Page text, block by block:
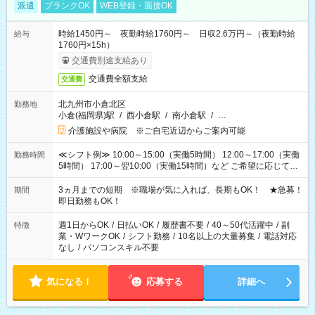
派遣 ブランクOK WEB登録・面接OK
給与
時給1450円～ 夜勤時給1760円～ 日収2.6万円～（夜勤時給
1760円×15h）
交通費別途支給あり
交通費 交通費全額支給
勤務地
北九州市小倉北区
小倉(福岡県)駅 / 西小倉駅 / 南小倉駅 / …
介護施設や病院 ※ご自宅近辺からご案内可能
勤務時間
≪シフト例≫ 10:00～15:00（実働5時間） 12:00～17:00（実働
5時間） 17:00～翌10:00（実働15時間）など ご希望に応じて、
働く時間は調整できます！ お気軽に担当へ相談ください！
期間
3ヵ月までの短期 ※職場が気に入れば、長期もOK！ ★急募！
即日勤務もOK！
特徴 週1日からOK / 日払いOK / 履歴書不要 / 40～50代活躍中 / 副
業・WワークOK / シフト勤務 / 10名以上の大量募集 / 電話対応
なし / パソコンスキル不要
気になる！ 応募する 詳細へ